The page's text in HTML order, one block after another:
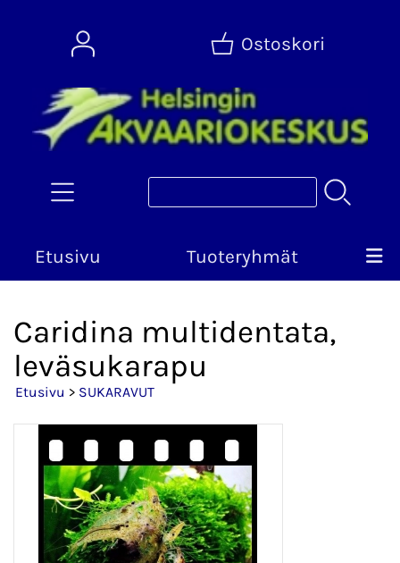
Ostoskori
Etusivu Tuoteryhmät
Caridina multidentata,
leväsukarapu
Etusivu > SUKARAVUT